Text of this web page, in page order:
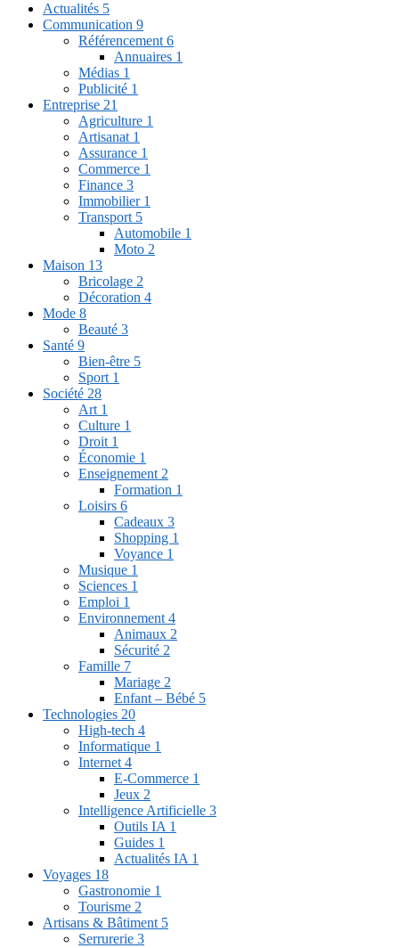
Actualités 5
Communication 9
Référencement 6
Annuaires 1
Médias 1
Publicité 1
Entreprise 21
Agriculture 1
Artisanat 1
Assurance 1
Commerce 1
Finance 3
Immobilier 1
Transport 5
Automobile 1
Moto 2
Maison 13
Bricolage 2
Décoration 4
Mode 8
Beauté 3
Santé 9
Bien-être 5
Sport 1
Société 28
Art 1
Culture 1
Droit 1
Économie 1
Enseignement 2
Formation 1
Loisirs 6
Cadeaux 3
Shopping 1
Voyance 1
Musique 1
Sciences 1
Emploi 1
Environnement 4
Animaux 2
Sécurité 2
Famille 7
Mariage 2
Enfant – Bébé 5
Technologies 20
High-tech 4
Informatique 1
Internet 4
E-Commerce 1
Jeux 2
Intelligence Artificielle 3
Outils IA 1
Guides 1
Actualités IA 1
Voyages 18
Gastronomie 1
Tourisme 2
Artisans & Bâtiment 5
Serrurerie 3